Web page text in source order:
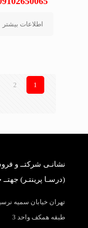
اطلاعات بیشتر
1
2
نشانـی شرکتــ و
(درسـا پرینتـر) جهتــ
طبقه همکف واحد 3